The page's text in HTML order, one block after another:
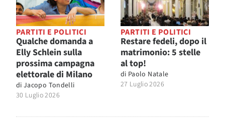
PARTITI E POLITICI
Qualche domanda a
Elly Schlein sulla
prossima campagna
elettorale di Milano
di Jacopo Tondelli
30 Luglio 2026
PARTITI E POLITICI
Restare fedeli, dopo il
matrimonio: 5 stelle
al top!
di Paolo Natale
27 Luglio 2026